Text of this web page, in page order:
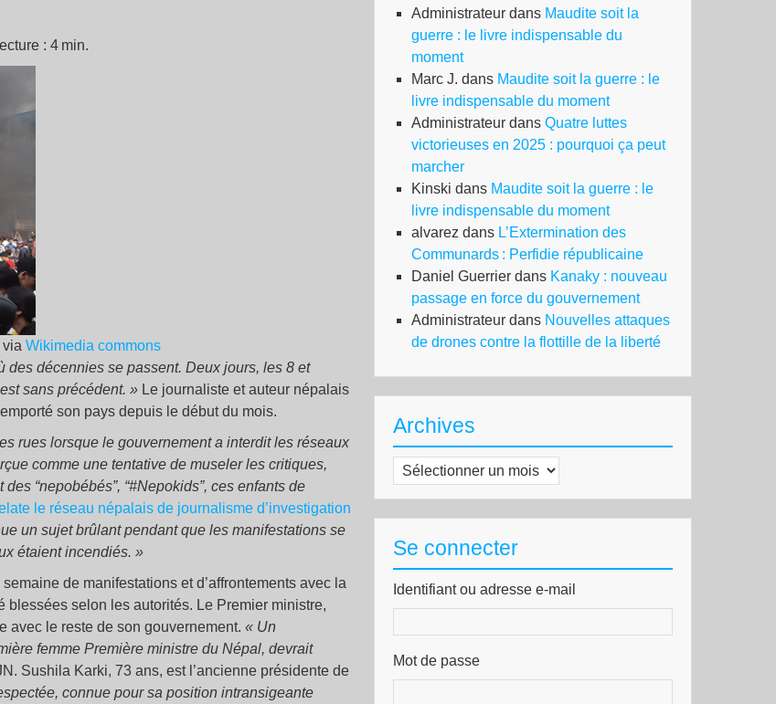
: 4 min.
via Wikimedia commons
des décennies se passent. Deux jours, les 8 et
sans précédent. » Le journaliste et auteur népalais
son pays depuis le début du mois.
rues lorsque le gouvernement a interdit les réseaux
comme une tentative de museler les critiques,
“nepobébés”, “#Nepokids”, ces enfants de
le réseau népalais de journalisme d’investigation
un sujet brûlant pendant que les manifestations se
étaient incendiés. »
de manifestations et d’affrontements avec la
selon les autorités. Le Premier ministre,
avec le reste de son gouvernement. « Un
femme Première ministre du Népal, devrait
Sushila Karki, 73 ans, est l’ancienne présidente de
connue pour sa position intransigeante
Administrateur dans Maudite soit la
guerre : le livre indispensable du
moment
Marc J. dans Maudite soit la guerre : le
livre indispensable du moment
Administrateur dans Quatre luttes
victorieuses en 2025 : pourquoi ça peut
marcher
Kinski dans Maudite soit la guerre : le
livre indispensable du moment
alvarez dans L’Extermination des
Communards : Perfidie républicaine
Daniel Guerrier dans Kanaky : nouveau
passage en force du gouvernement
Administrateur dans Nouvelles attaques
de drones contre la flottille de la liberté
Archives
Archives
Se connecter
Identifiant ou adresse e-mail
Mot de passe